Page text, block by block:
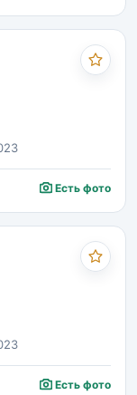
Есть фото
Есть фото